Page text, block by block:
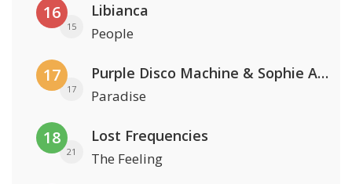
16
15
Libianca
People
17
17
Purple Disco Machine & Sophie And The Giants
Paradise
18
21
Lost Frequencies
The Feeling